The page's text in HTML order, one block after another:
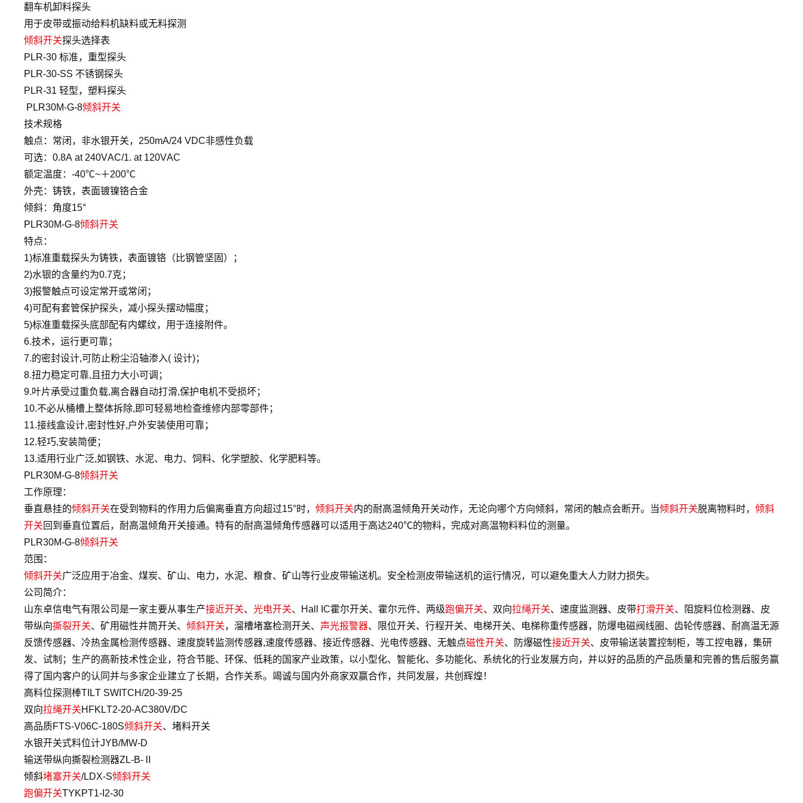
翻车机卸料探头
用于皮带或振动给料机缺料或无料探测
倾斜开关探头选择表
PLR-30 标准，重型探头
PLR-30-SS 不锈钢探头
PLR-31 轻型，塑料探头
PLR30M-G-8倾斜开关
技术规格
触点：常闭，非水银开关，250mA/24 VDC非感性负载
可选：0.8A at 240VAC/1. at 120VAC
额定温度：-40℃~＋200℃
外壳：铸铁，表面镀镍铬合金
倾斜：角度15°
PLR30M-G-8倾斜开关
特点：
1)标准重载探头为铸铁，表面镀铬（比钢管坚固）；
2)水银的含量约为0.7克；
3)报警触点可设定常开或常闭；
4)可配有套管保护探头，减小探头摆动幅度；
5)标准重载探头底部配有内螺纹，用于连接附件。
6.技术，运行更可靠；
7.的密封设计,可防止粉尘沿轴渗入( 设计)；
8.扭力稳定可靠,且扭力大小可调；
9.叶片承受过重负载,离合器自动打滑,保护电机不受损坏；
10.不必从桶槽上整体拆除,即可轻易地检查维修内部零部件；
11.接线盒设计,密封性好,户外安装使用可靠；
12.轻巧,安装简便；
13.适用行业广泛,如钢铁、水泥、电力、饲料、化学塑胶、化学肥料等。
PLR30M-G-8倾斜开关
工作原理：
垂直悬挂的倾斜开关在受到物料的作用力后偏离垂直方向超过15°时， 倾斜开关内的耐高温倾角开关动作，无论向哪个方向倾斜，常闭的触点会断开。当倾斜开关脱离物料时， 倾斜
开关回到垂直位置后，耐高温倾角开关接通。特有的耐高温倾角传感器可以适用于高达240℃的物料，完成对高温物料料位的测量。
PLR30M-G-8倾斜开关
范围：
倾斜开关广泛应用于冶金、煤炭、矿山、电力，水泥、粮食、矿山等行业皮带输送机。安全检测皮带输送机的运行情况，可以避免重大人力财力损失。
公司简介：
山东卓信电气有限公司是一家主要从事生产接近开关、 光电开关、Hall IC霍尔开关、霍尔元件、两级跑偏开关、双向拉绳开关、速度监测器、皮带打滑开关、阻旋料位检测器、皮
带纵向撕裂开关、矿用磁性井筒开关、 倾斜开关，溜槽堵塞检测开关、 声光报警器、限位开关、行程开关、电梯开关、电梯称重传感器，防爆电磁阀线圈、齿轮传感器、耐高温无源
反馈传感器、冷热金属检测传感器、速度旋转监测传感器,速度传感器、接近传感器、光电传感器、无触点磁性开关、防爆磁性接近开关、皮带输送装置控制柜，等工控电器，集研
发、试制；生产的高新技术性企业，符合节能、环保、低耗的国家产业政策，以小型化、智能化、多功能化、系统化的行业发展方向，并以好的品质的产品质量和完善的售后服务赢
得了国内客户的认同并与多家企业建立了长期，合作关系。竭诚与国内外商家双赢合作，共同发展，共创辉煌！
高料位探测棒TILT SWITCH/20-39-25
双向拉绳开关HFKLT2-20-AC380V/DC
高品质FTS-V06C-180S倾斜开关、堵料开关
水银开关式料位计JYB/MW-D
输送带纵向撕裂检测器ZL-B-Ⅱ
倾斜堵塞开关/LDX-S倾斜开关
跑偏开关TYKPT1-I2-30